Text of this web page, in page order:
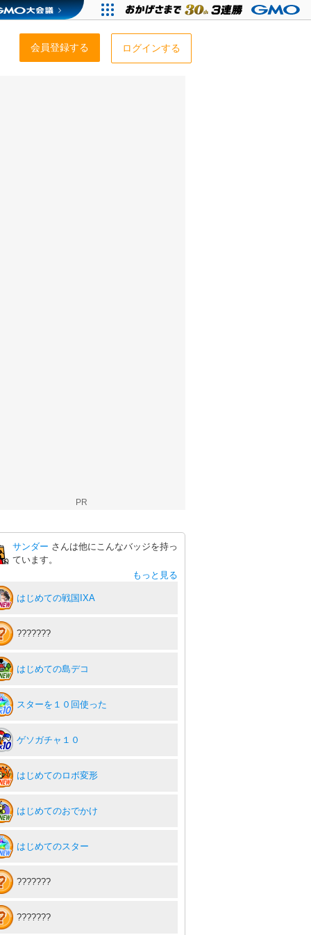
会員登録する ログインする
PR
サンダー さんは他にこんなバッジを持っ
ています。
もっと見る
はじめての戦国IXA
???????
はじめての島デコ
スターを１０回使った
ゲソガチャ１０
はじめてのロボ変形
はじめてのおでかけ
はじめてのスター
???????
???????